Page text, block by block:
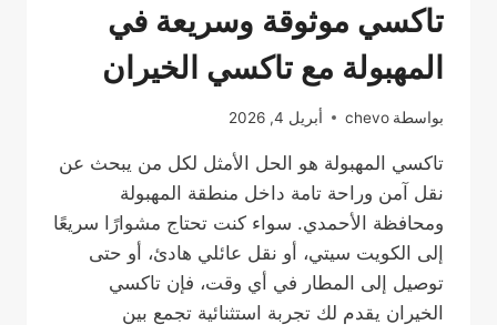
تاكسي موثوقة وسريعة في
المهبولة مع تاكسي الخيران
بواسطة chevo أبريل 4, 2026
تاكسي المهبولة هو الحل الأمثل لكل من يبحث عن
نقل آمن وراحة تامة داخل منطقة المهبولة
ومحافظة الأحمدي. سواء كنت تحتاج مشوارًا سريعًا
إلى الكويت سيتي، أو نقل عائلي هادئ، أو حتى
توصيل إلى المطار في أي وقت، فإن تاكسي
الخيران يقدم لك تجربة استثنائية تجمع بين